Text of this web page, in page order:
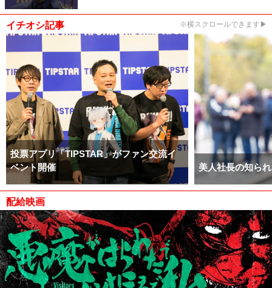
イチオシ記事 ※横スクロールできます▶
投票アプリ「TIPSTAR」がファン交流イ
ベント開催
美人社長の知ら
配給映画